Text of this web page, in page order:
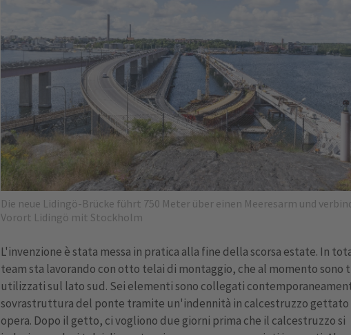
Die neue Lidingö-Brücke führt 750 Meter über einen Meeresarm und
Vorort Lidingö mit Stockholm
L'invenzione è stata messa in pratica alla fine della scorsa estate. In
team sta lavorando con otto telai di montaggio, che al momento
utilizzati sul lato sud. Sei elementi sono collegati
sovrastruttura del ponte tramite un'indennità in calcestruzzo gettato
opera. Dopo il getto, ci vogliono due giorni prima che il calcestruzzo si